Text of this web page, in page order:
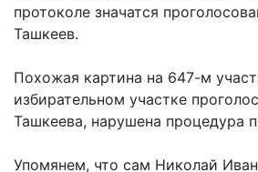
протоколе значатся
Ташкеев.
Похожая картина на 647-м
избирательном участке
Ташкеева, нарушена процедура
Упомянем, что сам Николай